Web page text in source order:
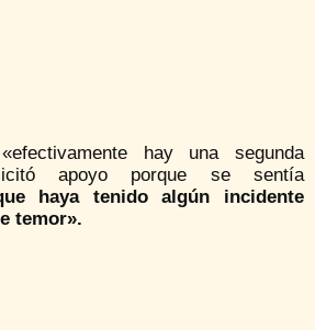
hay una segunda
apoyo porque se sentía
haya tenido algún incidente
temor».